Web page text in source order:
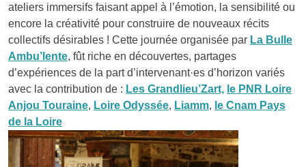
ateliers immersifs faisant appel à l’émotion, la sensibilité ou
encore la créativité pour construire de nouveaux récits
collectifs désirables ! Cette journée organisée par La Bulle
Ambu’lente, fût riche en découvertes, partages
d’expériences de la part d’intervenant·es d’horizon variés
avec la contribution de : Les Grandlieu’Zart, le PNR Loire
Anjou Touraine, Loire Odyssée, Liamm, le Cnam Pays
de la Loire